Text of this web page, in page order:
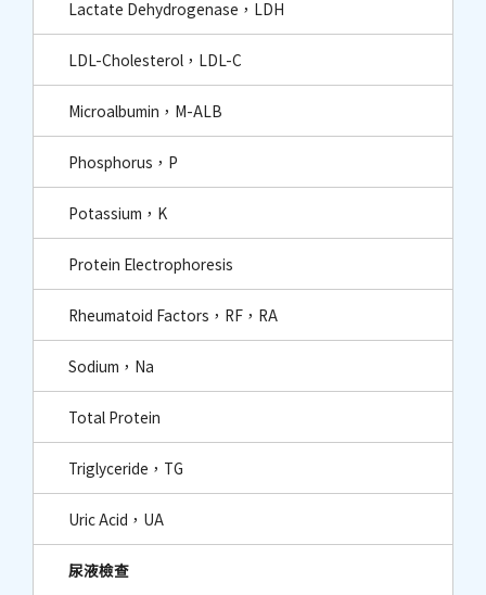
Lactate Dehydrogenase，LDH
LDL-Cholesterol，LDL-C
Microalbumin，M-ALB
Phosphorus，P
Potassium，K
Protein Electrophoresis
Rheumatoid Factors，RF，RA
Sodium，Na
Total Protein
Triglyceride，TG
Uric Acid，UA
尿液檢查